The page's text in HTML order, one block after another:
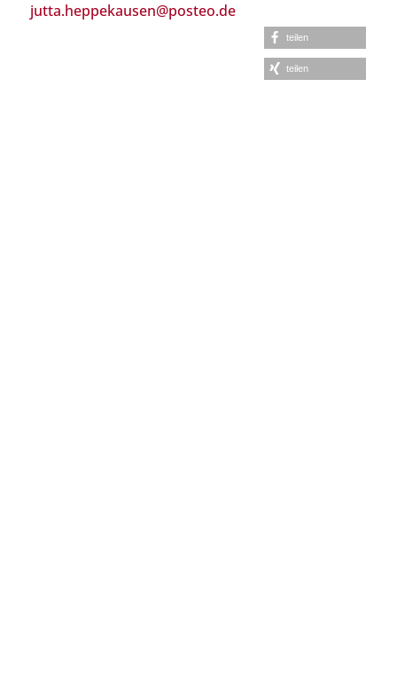
jutta.heppekausen@posteo.de
teilen
teilen